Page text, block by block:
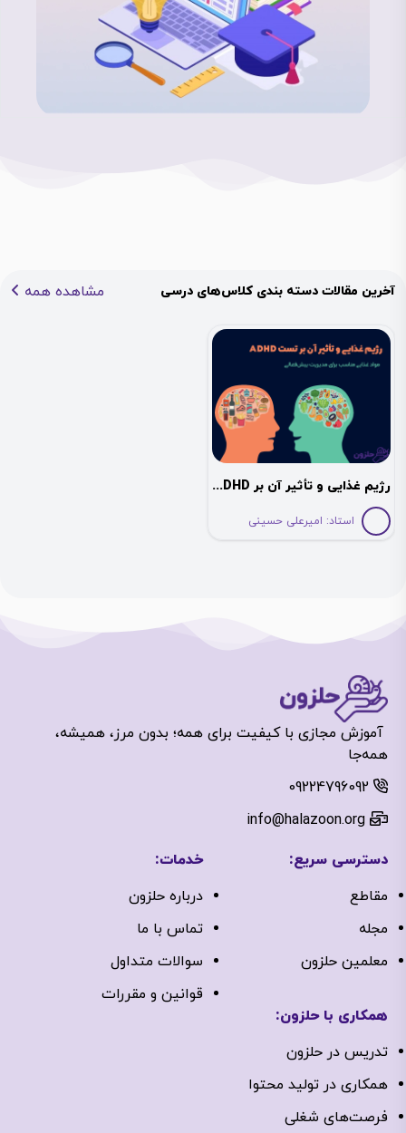
آخرین مقالات دسته بندی کلاس‌های درسی مشاهده همه
رژیم غذایی و تأثیر آن بر ADHD در کودکان
استاد: امیرعلی حسینی
آموزش مجازی با کیفیت برای همه؛ بدون مرز، همیشه،
همه‌جا
09224796092
info@halazoon.org
دسترسی سریع:
مقاطع
مجله
معلمین حلزون
خدمات:
درباره‌ حلزون
تماس با ما
سوالات متداول
قوانین و مقررات
همکاری با حلزون:
تدریس در حلزون
همکاری در تولید محتوا
فرصت‌های شغلی